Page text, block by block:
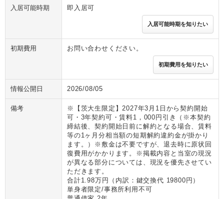
入居可能時期 即入居可
入居可能時期を知りたい
初期費用 お問い合わせください。
初期費用を知りたい
情報公開日 2026/08/05
備考
※【茨大生限定】2027年3月1日から契約開始
可・3年契約可・賃料1，000円引き（※本契約
締結後、契約開始日前に解約となる場合、賃料
等の1ヶ月分相当額の短期解約違約金が掛かり
ます。）※敷金は不要ですが、退去時に原状回
復費用がかかります。※掲載内容と当室の現況
が異なる部分については、現況を優先させてい
ただきます。
合計1.98万円（内訳：鍵交換代 19800円）
単身者限定/事務所利用不可